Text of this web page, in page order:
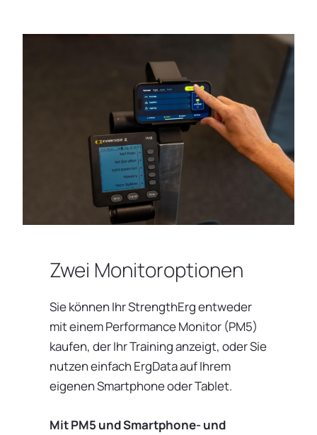
Zwei Monitoroptionen
Sie können Ihr StrengthErg entweder
mit einem Performance Monitor (PM5)
kaufen, der Ihr Training anzeigt, oder Sie
nutzen einfach ErgData auf Ihrem
eigenen Smartphone oder Tablet.
Mit PM5 und Smartphone- und